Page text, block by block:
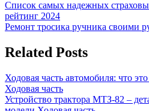
Навигация
по
Previous
Post:
Список самых надежных
рейтинг 2024
Next
Ремонт тросика ручника своими
Related Posts
Ходовая часть автомобиля: что
Ходовая часть
Устройство трактора МТЗ-82 –